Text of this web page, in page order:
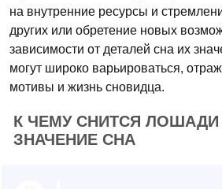
на внутренние ресурсы и
других или обретение новых
зависимости от деталей сна их
могут широко варьироваться,
мотивы и жизнь сновидца.
К ЧЕМУ СНИТСЯ
ЗНАЧЕНИЕ СНА